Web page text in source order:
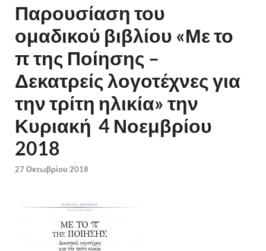
Π.Ε.
Παρουσίαση του
ομαδικού βιβλίου «Με το
π της Ποίησης –
Δεκατρείς λογοτέχνες για
την τρίτη ηλικία» την
Κυριακή 4 Νοεμβρίου
2018
27 Οκτωβρίου 2018